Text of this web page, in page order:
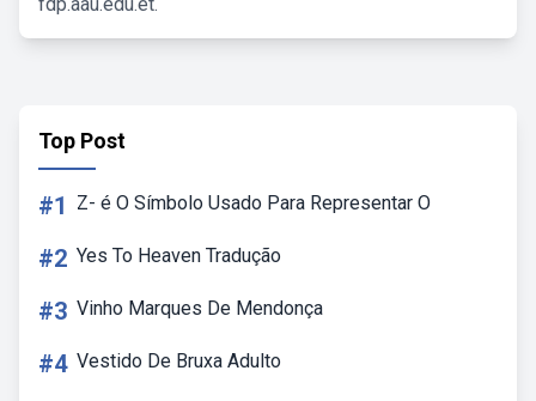
Top Post
#1 Z- é O Símbolo Usado Para Representar O
#2 Yes To Heaven Tradução
#3 Vinho Marques De Mendonça
#4 Vestido De Bruxa Adulto